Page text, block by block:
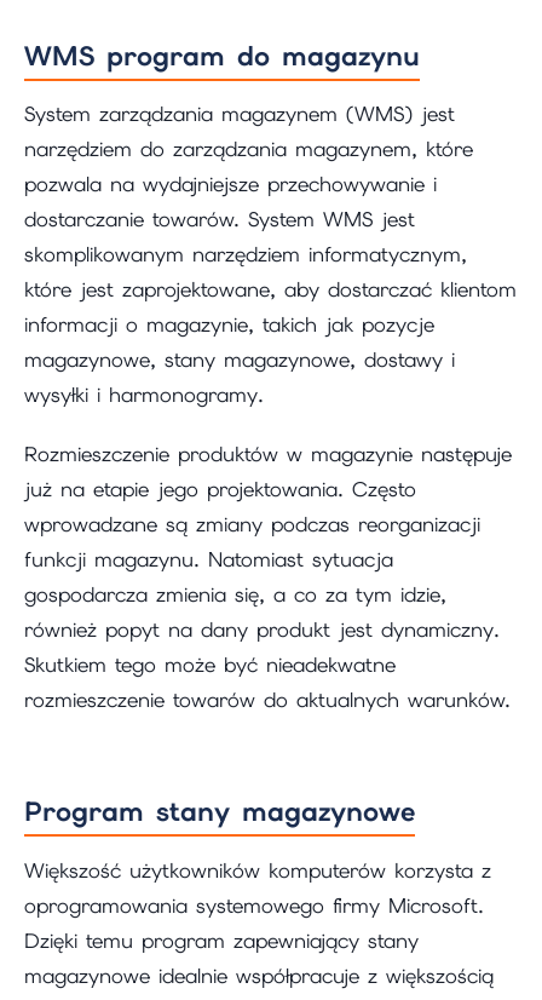
WMS program do magazynu
System zarządzania magazynem (WMS) jest
narzędziem do zarządzania magazynem, które
pozwala na wydajniejsze przechowywanie i
dostarczanie towarów. System WMS jest
skomplikowanym narzędziem informatycznym,
które jest zaprojektowane, aby dostarczać klientom
informacji o magazynie, takich jak pozycje
magazynowe, stany magazynowe, dostawy i
wysyłki i harmonogramy.
Rozmieszczenie produktów w magazynie następuje
już na etapie jego projektowania. Często
wprowadzane są zmiany podczas reorganizacji
funkcji magazynu. Natomiast sytuacja
gospodarcza zmienia się, a co za tym idzie,
również popyt na dany produkt jest dynamiczny.
Skutkiem tego może być nieadekwatne
rozmieszczenie towarów do aktualnych warunków.
Program stany magazynowe
Większość użytkowników komputerów korzysta z
oprogramowania systemowego firmy Microsoft.
Dzięki temu program zapewniający stany
magazynowe idealnie współpracuje z większością